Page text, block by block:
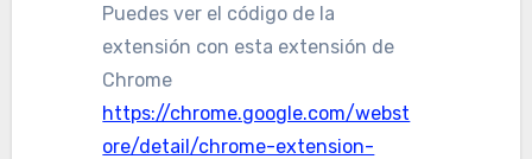
Puedes ver el código de la
extensión con esta extensión de
Chrome
https://chrome.google.com/webst
ore/detail/chrome-extension-